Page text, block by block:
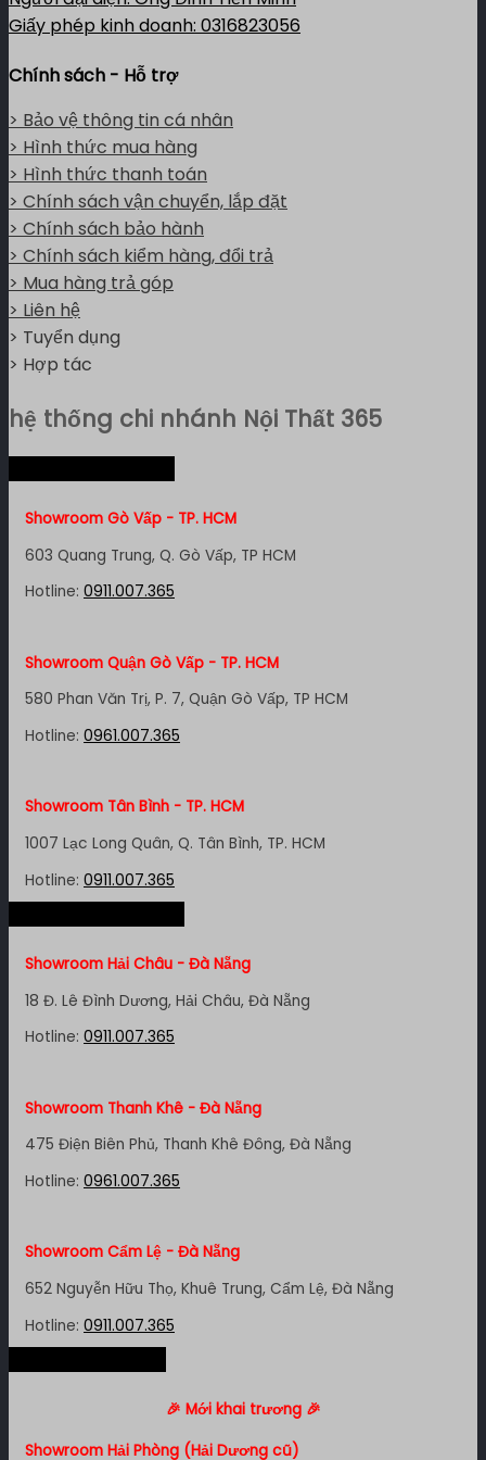
Giấy phép kinh doanh: 0316823056
Chính sách - Hỗ trợ
> Bảo vệ thông tin cá nhân
> Hình thức mua hàng
> Hình thức thanh toán
> Chính sách vận chuyển, lắp đặt
> Chính sách bảo hành
> Chính sách kiểm hàng, đổi trả
> Mua hàng trả góp
> Liên hệ
> Tuyển dụng
> Hợp tác
hệ thống chi nhánh Nội Thất 365
Showroom Gò Vấp - TP. HCM
603 Quang Trung, Q. Gò Vấp, TP HCM
Hotline: 0911.007.365
Showroom Quận Gò Vấp - TP. HCM
580 Phan Văn Trị, P. 7, Quận Gò Vấp, TP HCM
Hotline: 0961.007.365
Showroom Tân Bình - TP. HCM
1007 Lạc Long Quân, Q. Tân Bình, TP. HCM
Hotline: 0911.007.365
Showroom Quận 4 - TP. HCM
Showroom Quận 11 - TP. HCM
1411 Đường 3/2, P. 16, Quận 11, TP. HCM
Showroom Quận 7 - TP. HCM
1448 Huỳnh Tấn Phát, Phú Thuận, Quận 7, TP HCM
348 Đ. Bạch Đằng, P. 14, Bình Thạnh, TP HCM
Showroom Hải Châu - Đà Nẵng
18 Đ. Lê Đình Dương, Hải Châu, Đà Nẵng
Hotline: 0911.007.365
Showroom Thanh Khê - Đà Nẵng
475 Điện Biên Phủ, Thanh Khê Đông, Đà Nẵng
Hotline: 0961.007.365
Showroom Cẩm Lệ - Đà Nẵng
652 Nguyễn Hữu Thọ, Khuê Trung, Cẩm Lệ, Đà Nẵng
Hotline: 0911.007.365
Showroom Nha Trang - Khánh Hòa
🎉 Mới khai trương 🎉
Showroom Hải Phòng (Hải Dương cũ)